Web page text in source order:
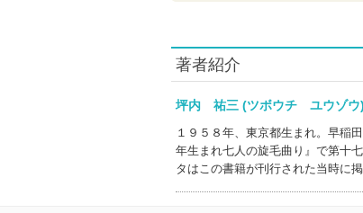
著者紹介
坪内 祐三 (ツボウチ ユウ
１９５８年、東京都生まれ。早稲
年生まれ七人の旋毛曲り』で第十
タはこの書籍が刊行された当時に